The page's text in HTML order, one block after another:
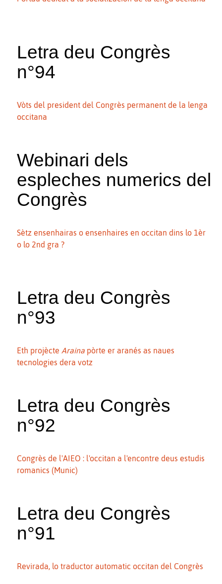
Letra deu Congrès
n°94
Vòts del president del Congrès permanent de la lenga
occitana
Webinari dels
espleches numerics del
Congrès
Sètz ensenhairas o ensenhaires en occitan dins lo 1èr
o lo 2nd gra ?
Letra deu Congrès
n°93
Eth projècte Araina pòrte er aranés as naues
tecnologies dera votz
Letra deu Congrès
n°92
Congrès de l'AIEO : l'occitan a l'encontre deus estudis
romanics (Munic)
Letra deu Congrès
n°91
Revirada, lo traductor automatic occitan del Congrès